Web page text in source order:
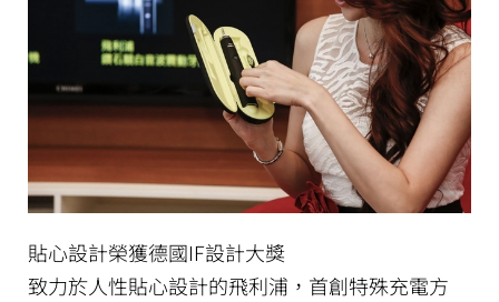
貼心設計榮獲德國IF設計大獎
致力於人性貼心設計的飛利浦，首創特殊充電方